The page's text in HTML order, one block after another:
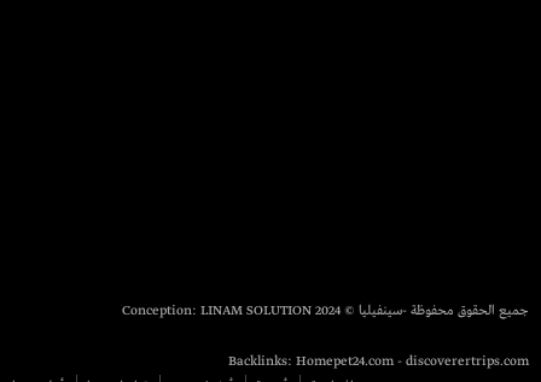
جميع الحقوق محفوظة -سينفيليا © 2024 Conception: LINAM SOLUTION
Backlinks: Homepet24.com - discoverertrips.com